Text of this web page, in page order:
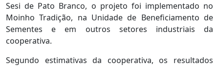
Sesi de Pato Branco, o projeto foi implementado no
Moinho Tradição, na Unidade de Beneficiamento de
Sementes e em outros setores industriais da
cooperativa.
Segundo estimativas da cooperativa, os resultados